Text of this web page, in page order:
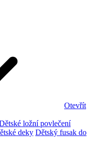
Otevřít
ložní povlečení
deky Dětský fusak do